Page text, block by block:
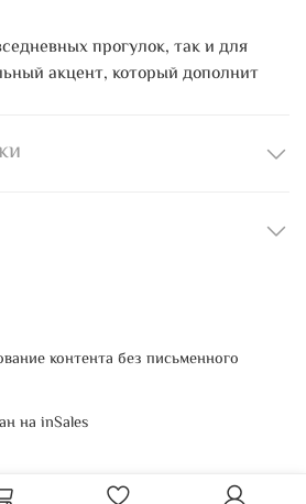
прогулок, так и для
акцент, который дополнит
контента без письменного
на inSales